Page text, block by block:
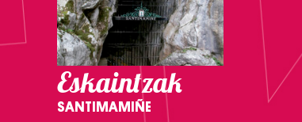
Eskaintzak
SANTIMAMIÑE